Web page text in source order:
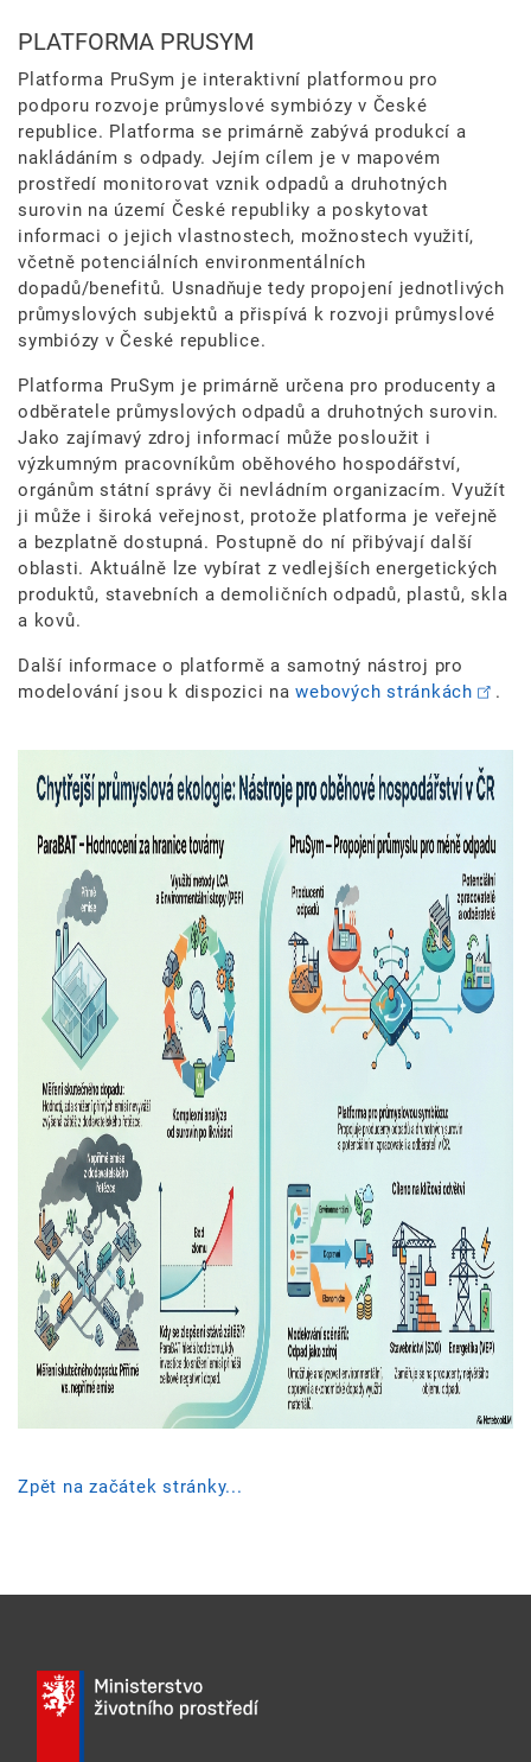
PLATFORMA PRUSYM
Platforma PruSym je interaktivní platformou pro
podporu rozvoje průmyslové symbiózy v České
republice. Platforma se primárně zabývá produkcí a
nakládáním s odpady. Jejím cílem je v mapovém
prostředí monitorovat vznik odpadů a druhotných
surovin na území České republiky a poskytovat
informaci o jejich vlastnostech, možnostech využití,
včetně potenciálních environmentálních
dopadů/benefitů. Usnadňuje tedy propojení jednotlivých
průmyslových subjektů a přispívá k rozvoji průmyslové
symbiózy v České republice.
Platforma PruSym je primárně určena pro producenty a
odběratele průmyslových odpadů a druhotných surovin.
Jako zajímavý zdroj informací může posloužit i
výzkumným pracovníkům oběhového hospodářství,
orgánům státní správy či nevládním organizacím. Využít
ji může i široká veřejnost, protože platforma je veřejně
a bezplatně dostupná. Postupně do ní přibývají další
oblasti. Aktuálně lze vybírat z vedlejších energetických
produktů, stavebních a demoličních odpadů, plastů, skla
a kovů.
Další informace o platformě a samotný nástroj pro
modelování jsou k dispozici nawebových stránkách .
Zpět na začátek stránky...